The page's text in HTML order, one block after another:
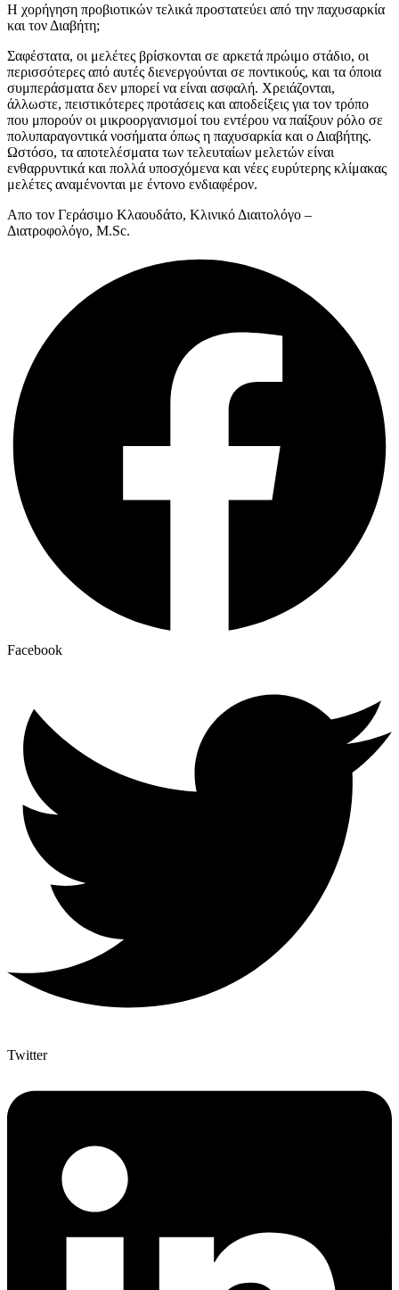
Η χορήγηση προβιοτικών τελικά προστατεύει από την παχυσαρκία
και τον Διαβήτη;
Σαφέστατα, οι μελέτες βρίσκονται σε αρκετά πρώιμο στάδιο, οι
περισσότερες από αυτές διενεργούνται σε ποντικούς, και τα όποια
συμπεράσματα δεν μπορεί να είναι ασφαλή. Χρειάζονται,
άλλωστε, πειστικότερες προτάσεις και αποδείξεις για τον τρόπο
που μπορούν οι μικροοργανισμοί του εντέρου να παίξουν ρόλο σε
πολυπαραγοντικά νοσήματα όπως η παχυσαρκία και ο Διαβήτης.
Ωστόσο, τα αποτελέσματα των τελευταίων μελετών είναι
ενθαρρυντικά και πολλά υποσχόμενα και νέες ευρύτερης κλίμακας
μελέτες αναμένονται με έντονο ενδιαφέρον.
Aπο τον Γεράσιμο Κλαουδάτο, Κλινικό Διαιτολόγο –
Διατροφολόγο, M.Sc.
Facebook
Twitter